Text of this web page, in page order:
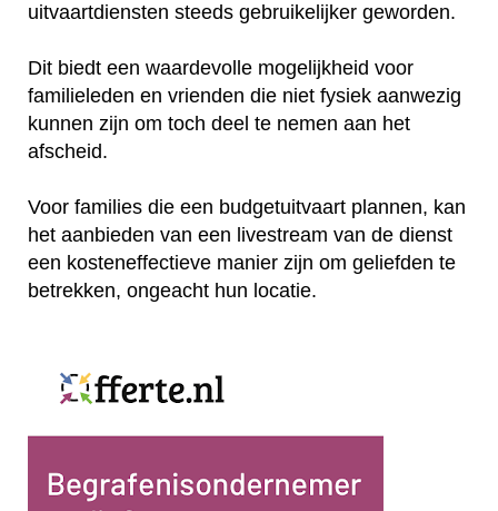
uitvaartdiensten steeds gebruikelijker geworden.
Dit biedt een waardevolle mogelijkheid voor
familieleden en vrienden die niet fysiek aanwezig
kunnen zijn om toch deel te nemen aan het
afscheid.
Voor families die een budgetuitvaart plannen, kan
het aanbieden van een livestream van de dienst
een kosteneffectieve manier zijn om geliefden te
betrekken, ongeacht hun locatie.